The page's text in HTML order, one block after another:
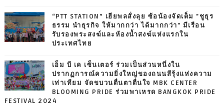
“PTT STATION” เฮียพลสั่งลุย ซ้อน้องจัดเต็ม "ชูธุร
ธรรม นำธุรกิจ ให้มากกว่า ได้มากกว่า" มีเรือน
รับรองพระสงฆ์และห้องน้ำสงฆ์แห่งแรกใน
ประเทศไทย
เอ็ม บี เค เซ็นเตอร์ ร่วมเป็นส่วนหนึ่งใน
ปรากฏการณ์ความยิ่งใหญ่ของถนนสีรุ้งแห่งความ
เท่าเทียม จัดขบวนตื่นตาตื่นใจ MBK CENTER
BLOOMING PRIDE ร่วมพาเหรด BANGKOK PRIDE
FESTIVAL 2024